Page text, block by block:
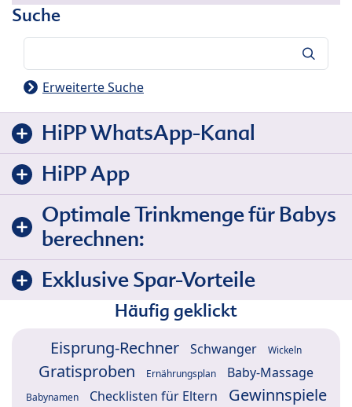
Suche
Erweiterte Suche
HiPP WhatsApp-Kanal
HiPP App
Optimale Trinkmenge für Babys
berechnen:
Exklusive Spar-Vorteile
Häufig geklickt
Eisprung-Rechner Schwanger Wickeln
Gratisproben Ernährungsplan Baby-Massage
Babynamen Checklisten für Eltern
Gewinnspiele